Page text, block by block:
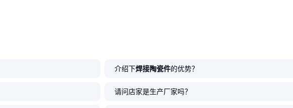
介绍下焊接陶瓷件的优势？
请问店家是生产厂家吗？